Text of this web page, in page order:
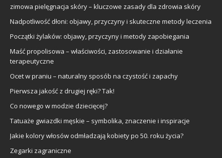
zimowa pielęgnacja skóry – kluczowe zasady dla zdrowia skóry
Nadpotliwość dłoni: objawy, przyczyny i skuteczne metody leczenia
Początki żylaków: objawy, przyczyny i metody zapobiegania
Maść propolisowa – właściwości, zastosowanie i działanie
terapeutyczne
Ocet w praniu – naturalny sposób na czystość i zapachy
Pierwsza jakość z drugiej ręki? Tak!
Co nowego w modzie dziecięcej?
Tatuaże gwiazdki męskie – symbolika, znaczenie i inspiracje
Jakie kolory włosów odmładzają kobiety po 50. roku życia?
Zegarki zagraniczne